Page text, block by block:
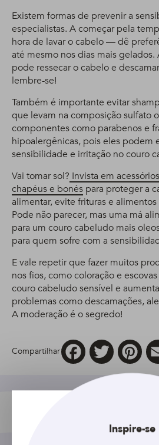
Existem formas de prevenir a
especialistas. A começar pela
hora de lavar o cabelo — dê
até mesmo nos dias mais
pode ressecar o cabelo e
lembre-se!
Também é importante evitar
que levam na composição sulfato
componentes como parabenos e
hipoalergênicas, pois eles podem
sensibilidade e irritação no couro
Vai tomar sol? Invista em
chapéus e bonés para proteger a
alimentar, evite frituras e
Pode não parecer, mas uma má
para um couro cabeludo mais
para quem sofre com a
E vale repetir que fazer muitos
nos fios, como coloração e
couro cabeludo sensível e
problemas como descamações,
A moderação é o segredo!
Compartilhar
FacebookTwitter
Inspire-se